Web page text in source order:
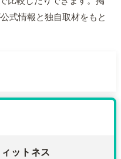
式情報と独自取材をもと
ットネス